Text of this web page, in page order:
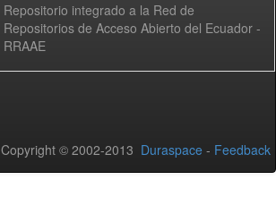
Repositorio integrado a la Red de
Repositorios de Acceso Abierto del Ecuador -
RRAAE
Copyright © 2002-2013 Duraspace - Feedback